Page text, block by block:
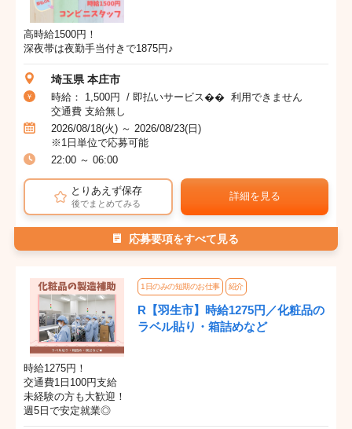
高時給1500円！
深夜帯は夜勤手当付きで1875円♪
埼玉県 本庄市
時給： 1,500円 / 即払いサービス�� 利用できません
交通費 支給無し
2026/08/18(火) ～ 2026/08/23(日)
※1日単位で応募可能
22:00 ～ 06:00
とりあえず保存
後でまとめてみる
詳細を見る
応募要項をすべて見る
1日のみの短期のお仕事 紹介
R【羽生市】時給1275円／化粧品の
ラベル貼り・箱詰めなど
時給1275円！
交通費1日100円支給
未経験の方も大歓迎！
週5日で安定就業◎